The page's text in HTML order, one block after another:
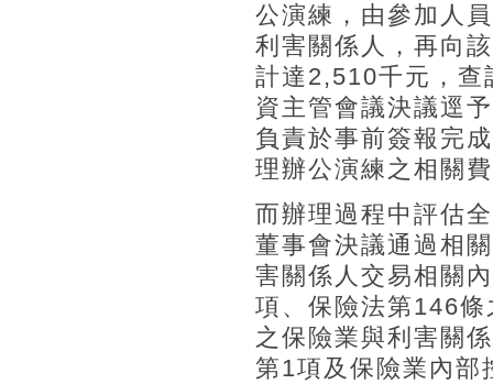
公演練，由參加人
利害關係人，再向
計達2,510千元，查
資主管會議決議逕
負責於事前簽報完
理辦公演練之相關
而辦理過程中評估
董事會決議通過相
害關係人交易相關
項、保險法第146
之保險業與利害關
第1項及保險業內部